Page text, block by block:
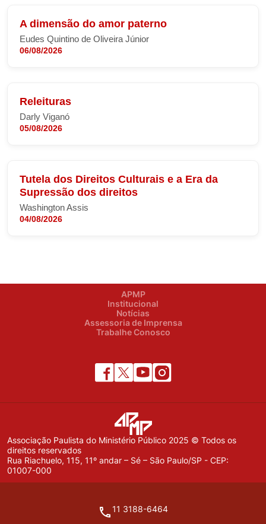
A dimensão do amor paterno
Eudes Quintino de Oliveira Júnior
06/08/2026
Releituras
Darly Viganó
05/08/2026
Tutela dos Direitos Culturais e a Era da
Supressão dos direitos
Washington Assis
04/08/2026
APMP
Institucional
Notícias
Assessoria de Imprensa
Trabalhe Conosco
Associação Paulista do Ministério Público 2025 © Todos os
direitos reservados
Rua Riachuelo, 115, 11º andar – Sé – São Paulo/SP - CEP:
01007-000
11 3188-6464